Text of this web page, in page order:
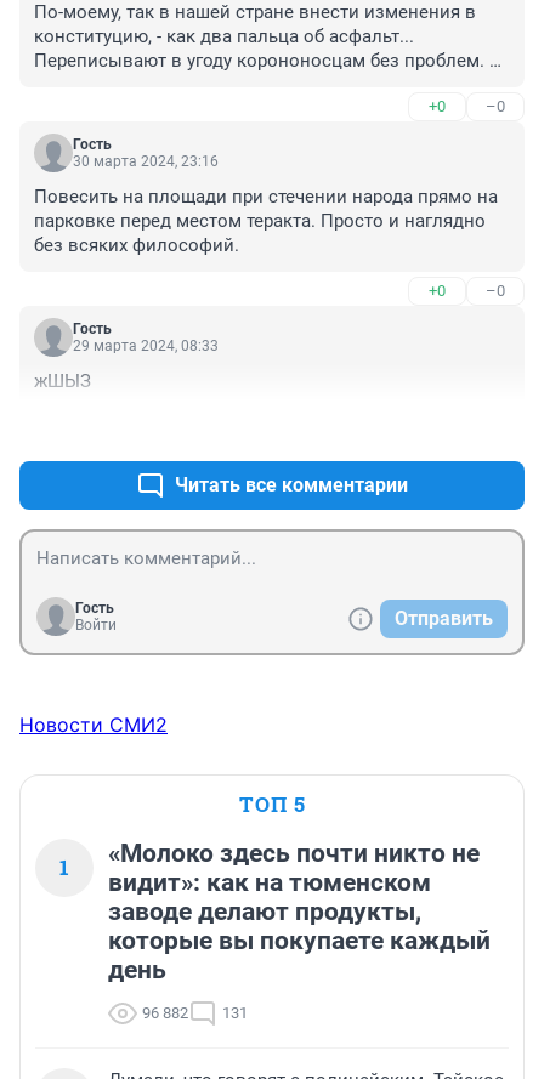
По-моему, так в нашей стране внести изменения в
конституцию, - как два пальца об асфальт...
Переписывают в угоду корононосцам без проблем.
+0 –0
Гость
30 марта 2024, 23:16
Повесить на площади при стечении народа прямо на
парковке перед местом теракта. Просто и наглядно
без всяких философий.
+0 –0
Гость
29 марта 2024, 08:33
жШЫЗ
Читать все комментарии
Гость
Войти
Отправить
Новости СМИ2
ТОП 5
1
«Молоко здесь почти никто не
видит»: как на тюменском
заводе делают продукты,
которые вы покупаете каждый
день
96 882 131